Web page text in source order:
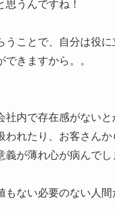
思うんですね！
うことで、自分は役
できますから。。
社内で存在感がない
われたり、お客さん
義が薄れ心が病んでし
もない必要のない人間